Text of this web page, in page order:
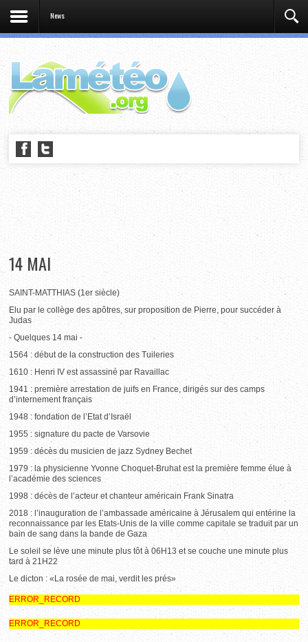
News
14 MAI
SAINT-MATTHIAS (1er siècle)
Elu par le collège des apôtres, sur proposition de Pierre, pour succéder à
Judas
- Quelques 14 mai -
1564 : début de la construction des Tuileries
1610 : Henri IV est assassiné par Ravaillac
1941 : première arrestation de juifs en France, dirigés sur des camps
d’internement français
1948 : fondation de l’Etat d’Israël
1955 : signature du pacte de Varsovie
1959 : décès du musicien de jazz Sydney Bechet
1979 : la physicienne Yvonne Choquet-Bruhat est la première femme élue à
l’académie des sciences
1998 : décès de l’acteur et chanteur américain Frank Sinatra
2018 : l’inauguration de l’ambassade américaine à Jérusalem qui entérine la
reconnaissance par les Etats-Unis de la ville comme capitale se traduit par un
bain de sang dans la bande de Gaza
Le soleil se lève une minute plus tôt à 06H13 et se couche une minute plus
tard à 21H22
Le dicton : «La rosée de mai, verdit les prés»
ERROR_RECORD
ERROR_RECORD